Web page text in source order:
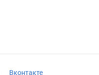
Вконтакте